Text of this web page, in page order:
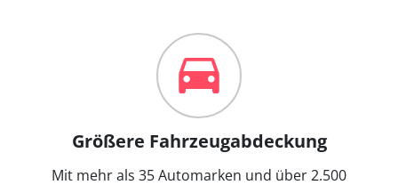
Größere Fahrzeugabdeckung
Mit mehr als 35 Automarken und über 2.500